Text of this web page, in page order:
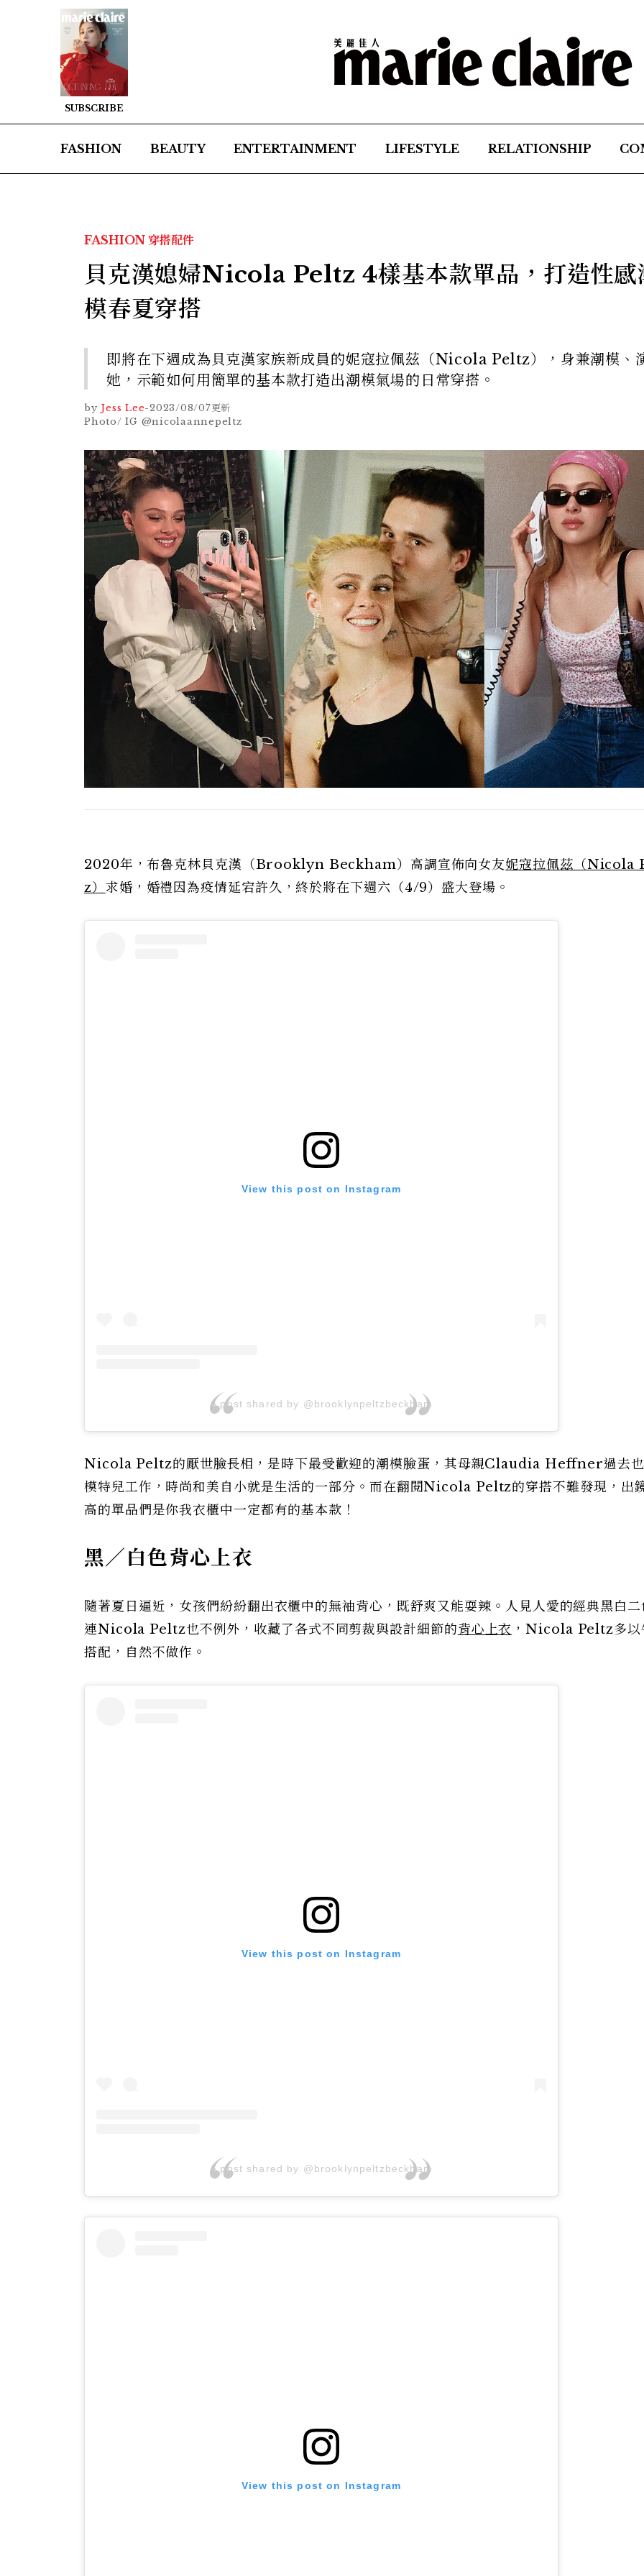
SUBSCRIBE
FASHION BEAUTY ENTERTAINMENT LIFESTYLE RELATIONSHIP
FASHION 穿搭配件
貝克漢媳婦Nicola Peltz 4樣基本款單品，打造性感
模春夏穿搭
即將在下週成為貝克漢家族新成員的妮寇拉佩茲（Nicola Peltz），身兼潮模、
她，示範如何用簡單的基本款打造出潮模氣場的日常穿搭。
by Jess Lee-2023/08/07更新
Photo/ IG @nicolaannepeltz
2020年，布魯克林貝克漢（Brooklyn Beckham）高調宣佈向女友妮寇拉佩茲（Nicola
z） 求婚，婚禮因為疫情延宕許久，終於將在下週六（4/9）盛大登場。
View this post on Instagram
A post shared by @brooklynpeltzbeckham
Nicola Peltz的厭世臉長相，是時下最受歡迎的潮模臉蛋，其母親Claudia Heffner過去
模特兒工作，時尚和美自小就是生活的一部分。而在翻閱Nicola Peltz的穿搭不難發現，出
高的單品們是你我衣櫃中一定都有的基本款！
黑／白色背心上衣
隨著夏日逼近，女孩們紛紛翻出衣櫃中的無袖背心，既舒爽又能耍辣。人見人愛的經典黑白
連Nicola Peltz也不例外，收藏了各式不同剪裁與設計細節的背心上衣 ，Nicola Peltz多以
搭配，自然不做作。
View this post on Instagram
A post shared by @brooklynpeltzbeckham
View this post on Instagram